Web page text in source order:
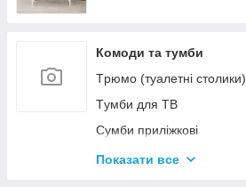
Комоди та тумби
Tрюмо (туалетні столики)
Tумби для ТВ
Сумби приліжкові
Комоди
Показати все